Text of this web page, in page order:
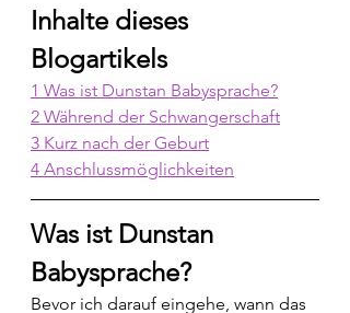
Inhalte dieses
Blogartikels
1 Was ist Dunstan Babysprache?
2 Während der Schwangerschaft
3 Kurz nach der Geburt
4 Anschlussmöglichkeiten
Was ist Dunstan
Babysprache?
Bevor ich darauf eingehe, wann das